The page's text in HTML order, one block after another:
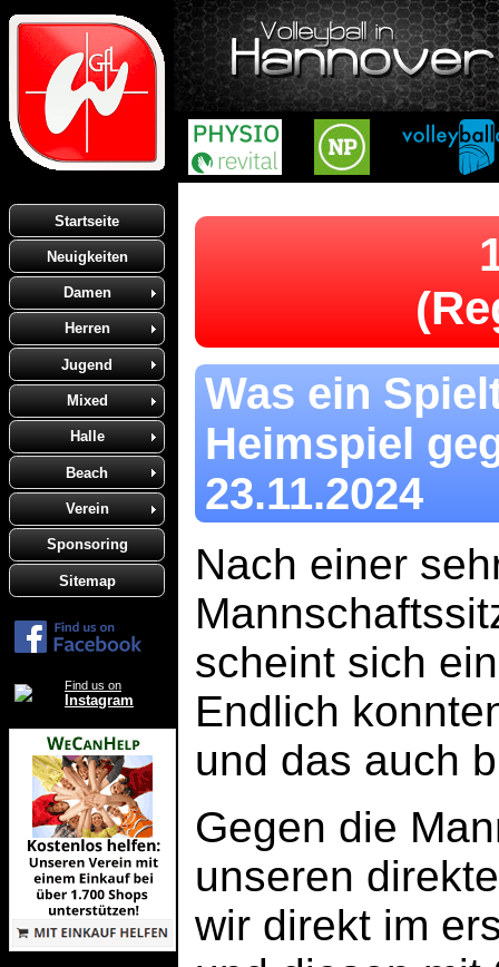
Startseite
Neuigkeiten
Damen
Herren
Jugend
Mixed
Halle
Beach
Verein
Sponsoring
Sitemap
Find us on
Instagram
Was ein
Heimspiel
23.11.2024
Nach einer
scheint sich
Endlich
und das auch
Gegen die
unseren
wir direkt im